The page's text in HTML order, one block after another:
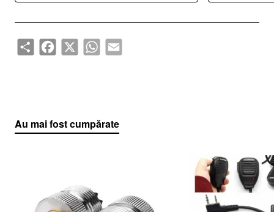
ShareFacebook
X WhatsAppEmail
Au mai fost cumpărate